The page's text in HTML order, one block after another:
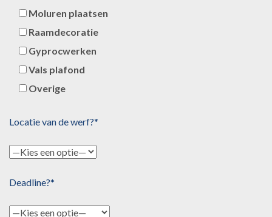
Moluren plaatsen
Raamdecoratie
Gyprocwerken
Vals plafond
Overige
Locatie van de werf?*
Deadline?*